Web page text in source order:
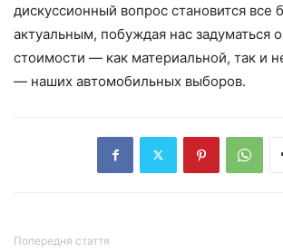
дискуссионный вопрос становится все
актуальным, побуждая нас задуматься
стоимости — как материальной, так и
— наших автомобильных выборов.
Попередня стаття